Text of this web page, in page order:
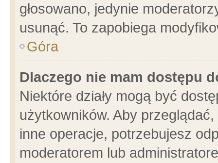
głosowano, jedynie
usunąć. To zapobiega
Góra
Dlaczego nie mam dostępu
Niektóre działy mogą być
użytkowników. Aby
inne operacje, potrzebujesz
moderatorem lub